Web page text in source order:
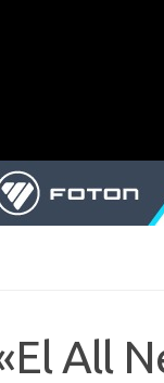
All